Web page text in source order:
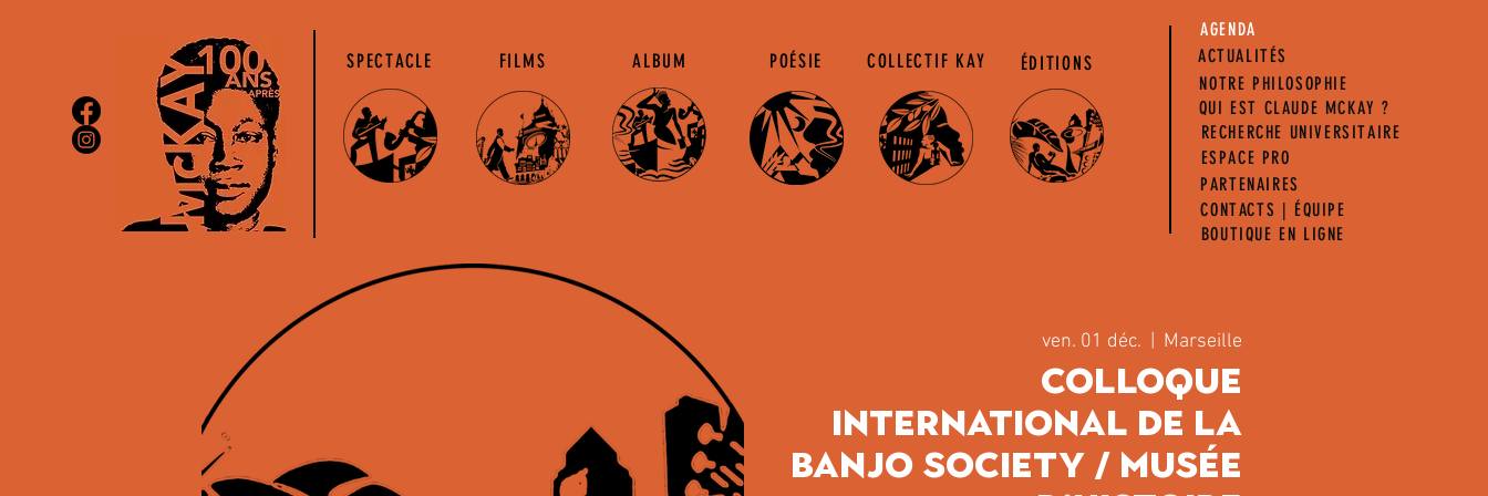
AGENDA
SPECTACLE FILMS COLLECTIF KAY ÉDITIONS
POÉSIE
ALBUM
ACTUALITÉS
NOTRE PHILOSOPHIE
QUI EST CLAUDE MCKAY ?
ESPACE PRO
PARTENAIRES
RECHERCHE UNIVERSITAIRE
CONTACTS | ÉQUIPE
BOUTIQUE EN LIGNE
ven. 01 déc. Marseille
Colloque
international de la
Banjo Society / Musée